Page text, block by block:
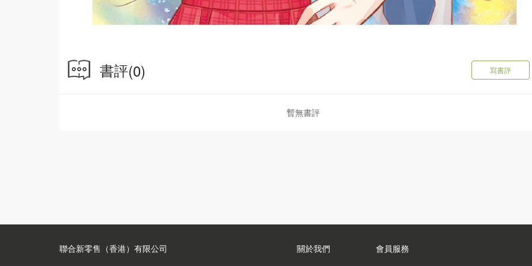
書評(0) 寫書評
暫無書評
聯合新零售（香港）有限公司 關於我們 會員服務